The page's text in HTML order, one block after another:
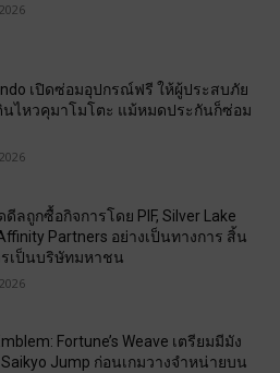
เปิดซ่อมอุปกรณ์ฟรี ให้ผู้ประสบภัย
ไหวคุมาโมโตะ แม้หมดประกันก็ซ่อม
ดีลถูกซื้อกิจการโดย PIF, Silver Lake
Partners อย่างเป็นทางการ สิ้น
เป็นบริษัทมหาชน
Fortune’s Weave เตรียมมีมัง
Saikyo Jump ก่อนเกมวางจำหน่ายบน